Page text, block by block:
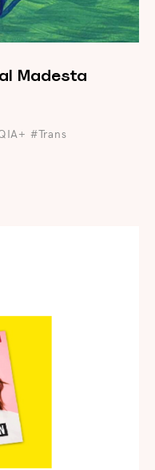
Madesta
#Trans